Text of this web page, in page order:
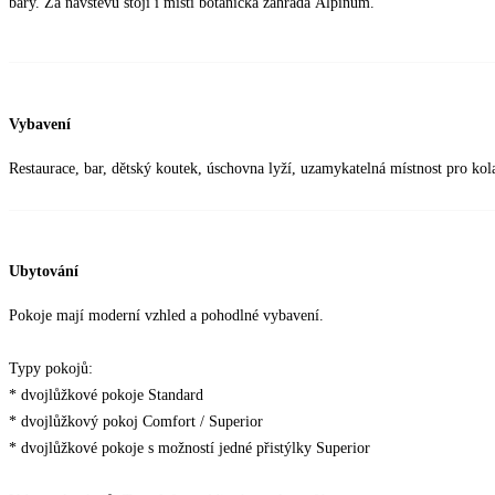
Vybavení
Restaurace, bar, dětský koutek, úschovna lyží, uzamykatelná místnost pro
Ubytování
Pokoje mají moderní vzhled a pohodlné vybavení.
Typy pokojů:
* dvojlůžkové pokoje Standard
* dvojlůžkový pokoj Comfort / Superior
* dvojlůžkové pokoje s možností jedné přistýlky Superior